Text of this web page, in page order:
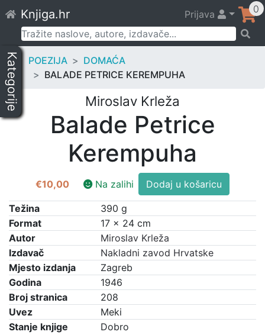
to
content
Knjiga.hr Prijava 0
Pretraži:
Kategorije POEZIJA
DOMAĆA
BALADE PETRICE KEREMPUHA
Miroslav Krleža
Balade Petrice
Kerempuha
€10,00 Na zalihi
Balade
Petrice
količina
Dodaj u košaricu
Težina
390 g
Format
17 × 24 cm
Autor
Miroslav Krleža
Izdavač
Nakladni zavod Hrvatske
Mjesto izdanja
Zagreb
Godina
1946
Broj stranica
208
Uvez
Meki
Stanje knjige
Dobro